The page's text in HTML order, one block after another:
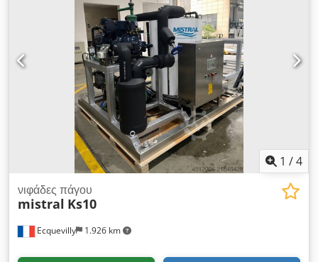
1 /4
Ecquevilly 1.926 km
νιφάδες πάγου
mistral Ks10